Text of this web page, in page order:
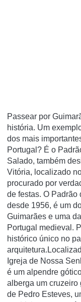
Passear por
história. Um
dos mais
Portugal? É o
Salado, também
Vitória, localizado
procurado por
de festas. O Padrão
desde 1956, é um
Guimarães e uma
Portugal medieval.
histórico único no
Igreja de Nossa
é um alpendre
alberga um cruzeiro
de Pedro Esteves,